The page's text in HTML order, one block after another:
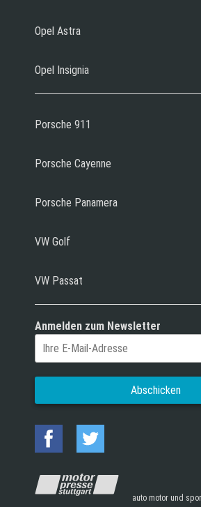
Opel Astra
Opel Insignia
Porsche 911
Porsche Cayenne
Porsche Panamera
VW Golf
VW Passat
Anmelden zum Newsletter
auto motor und